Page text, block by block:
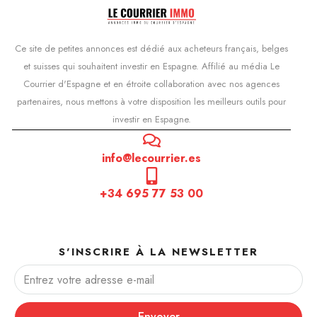
Ce site de petites annonces est dédié aux acheteurs français, belges
et suisses qui souhaitent investir en Espagne. Affilié au média Le
Courrier d'Espagne et en étroite collaboration avec nos agences
partenaires, nous mettons à votre disposition les meilleurs outils pour
investir en Espagne.
info@lecourrier.es
+34 695 77 53 00
S'INSCRIRE À LA NEWSLETTER